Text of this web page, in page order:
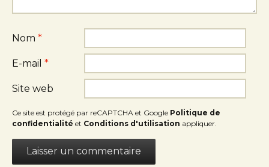
Nom *
E-mail *
Site web
Ce site est protégé par reCAPTCHA et Google Politique de
confidentialité et Conditions d'utilisation appliquer.